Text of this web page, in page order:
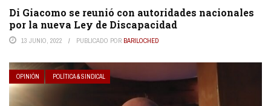
Di Giacomo se reunió con autoridades nacionales
por la nueva Ley de Discapacidad
13 JUNIO, 2022 PUBLICADO POR BARILOCHED
OPINIÓN POLÍTICA & SINDICAL